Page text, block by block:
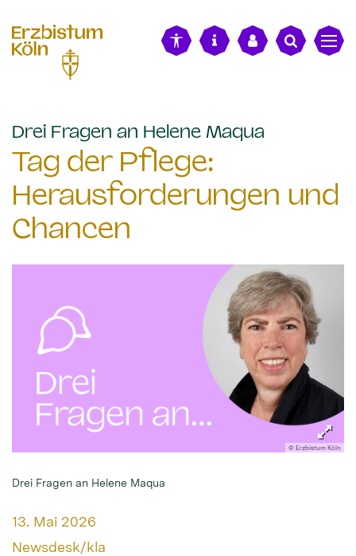
Drei Fragen an Helene Maqua
Tag der Pflege:
Herausforderungen und
Chancen
© Erzbistum Köln
Drei Fragen an Helene Maqua
Datum:
13. Mai 2026
Von:
Newsdesk/kla